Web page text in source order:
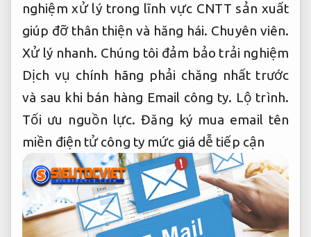
nghiệm xử lý trong lĩnh vực CNTT sản xuất
giúp đỡ thân thiện và hăng hái. Chuyên viên.
Xử lý nhanh. Chúng tôi đảm bảo trải nghiệm
Dịch vụ chính hãng phải chăng nhất trước
và sau khi bán hàng Email công ty. Lộ trình.
Tối ưu nguồn lực. Đăng ký mua email tên
miền điện tử công ty mức giá dễ tiếp cận